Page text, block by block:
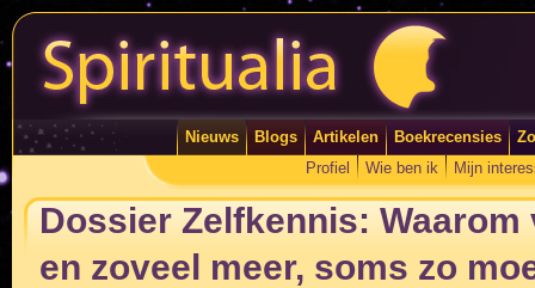
Nieuws Blogs Artikelen Boekrecensies
Profiel
Wie ben ik Mijn
Dossier Zelfkennis: Waarom
en zoveel meer, soms zo